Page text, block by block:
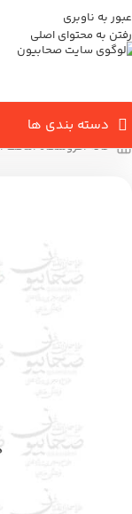
عبور به ناوبری
رفتن به محتوای اصلی
دسته بندی ها
خانه/فروشگاه/ماکت/